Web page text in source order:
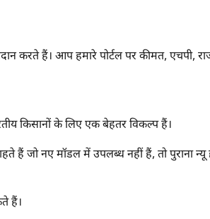
करते हैं। आप हमारे पोर्टल पर कीमत, एचपी,
किसानों के लिए एक बेहतर विकल्प हैं।
हैं जो नए मॉडल में उपलब्ध नहीं हैं, तो पुराना न्यू
हैं।